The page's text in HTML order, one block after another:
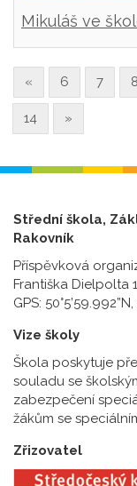
Mikuláš ve
« 6 7 8
14 »
Střední škola,
Rakovník
Příspěvková
Františka Dielpolta
GPS: 50°5’59.992”N,
Vize školy
Škola poskytuje
souladu se
zabezpečení
žákům se
Zřizovatel